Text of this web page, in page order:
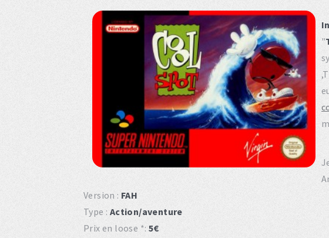
"
Version : FAH
Type : Action/aventure
Prix en loose *: 5€